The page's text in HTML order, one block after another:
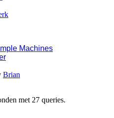
Machines
Brian
met 27 queries.